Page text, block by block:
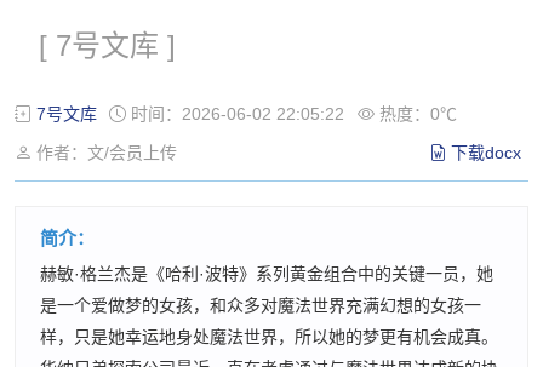
[ 7号文库 ]
7号文库 时间：2026-06-02 22:05:22
热度：0℃
作者：文/会员上传
下载docx
简介：
赫敏·格兰杰是《哈利·波特》系列黄金组合中的关键一员，她
是一个爱做梦的女孩，和众多对魔法世界充满幻想的女孩一
样，只是她幸运地身处魔法世界，所以她的梦更有机会成真。